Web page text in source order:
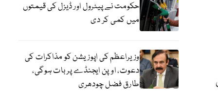
حکومت نے پیٹرول اور ڈیزل کی قیمتوں
میں کمی کر دی
وزیراعظم کی اپوزیشن کو مذاکرات کی
دعوت، اوپن ایجنڈے پر بات ہوگی،
طارق فضل چودھری